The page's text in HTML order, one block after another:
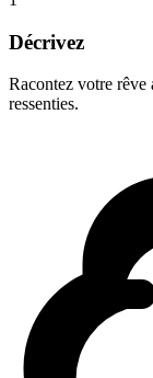
Décrivez
Racontez votre rêve
ressenties.